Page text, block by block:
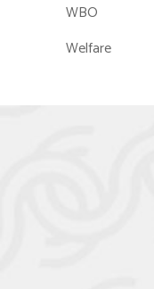
WBO
Welfare